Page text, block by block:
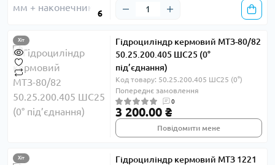
6
Хіт
Гідроциліндр кермовий МТЗ-80/82
50.25.200.405 ШС25 (0°
під’єднання)
Код товару: 50.25.200.405 ШС25 (0°)
Попереднє замовлення
0
3 200.00 ₴
Повідомити мене
Хіт
Гідроциліндр кермовий МТЗ 1221